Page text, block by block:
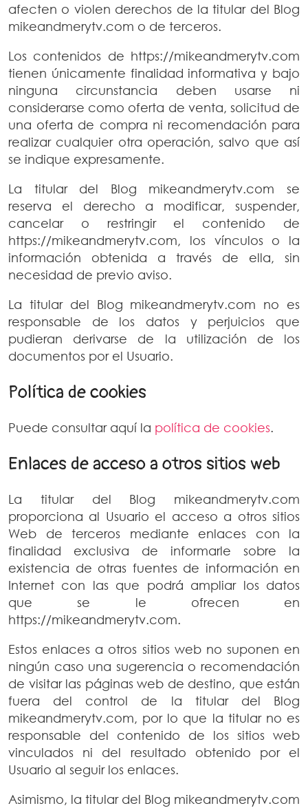
afecten o violen derechos de la titular del Blog
mikeandmerytv.com o de terceros.
Los contenidos de https://mikeandmerytv.com
tienen únicamente finalidad informativa y bajo
ninguna circunstancia deben usarse ni
considerarse como oferta de venta, solicitud de
una oferta de compra ni recomendación para
realizar cualquier otra operación, salvo que así
se indique expresamente.
La titular del Blog mikeandmerytv.com se
reserva el derecho a modificar, suspender,
cancelar o restringir el contenido de
https://mikeandmerytv.com, los vínculos o la
información obtenida a través de ella, sin
necesidad de previo aviso.
La titular del Blog mikeandmerytv.com no es
responsable de los datos y perjuicios que
pudieran derivarse de la utilización de los
documentos por el Usuario.
Política de cookies
Puede consultar aquí la política de cookies.
Enlaces de acceso a otros sitios web
La titular del Blog mikeandmerytv.com
proporciona al Usuario el acceso a otros sitios
Web de terceros mediante enlaces con la
finalidad exclusiva de informarle sobre la
existencia de otras fuentes de información en
Internet con las que podrá ampliar los datos
que se le ofrecen en
https://mikeandmerytv.com.
Estos enlaces a otros sitios web no suponen en
ningún caso una sugerencia o recomendación
de visitar las páginas web de destino, que están
fuera del control de la titular del Blog
mikeandmerytv.com, por lo que la titular no es
responsable del contenido de los sitios web
vinculados ni del resultado obtenido por el
Usuario al seguir los enlaces.
Asimismo, la titular del Blog mikeandmerytv.com